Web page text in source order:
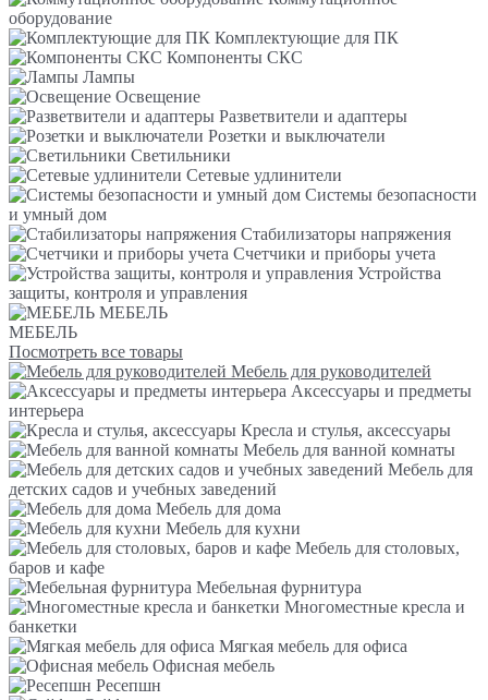
оборудование
Комплектующие для ПК
Компоненты СКС
Лампы
Освещение
Разветвители и адаптеры
Розетки и выключатели
Светильники
Сетевые удлинители
Системы безопасности
и умный дом
Стабилизаторы напряжения
Счетчики и приборы учета
Устройства
защиты, контроля и управления
МЕБЕЛЬ
МЕБЕЛЬ
Посмотреть все товары
Мебель для руководителей
Аксессуары и предметы
интерьера
Кресла и стулья, аксессуары
Мебель для ванной комнаты
Мебель для
детских садов и учебных заведений
Мебель для дома
Мебель для кухни
Мебель для столовых,
баров и кафе
Мебельная фурнитура
Многоместные кресла и
банкетки
Мягкая мебель для офиса
Офисная мебель
Ресепшн